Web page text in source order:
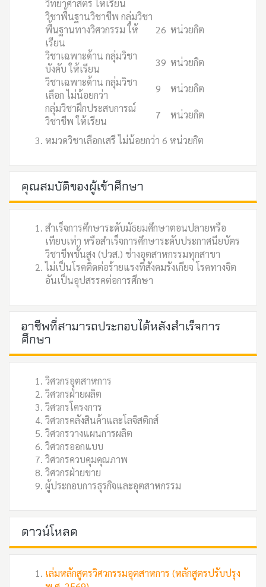
วิทยาศาสตร์ ให้เรียน
วิชาพื้นฐานวิชาชีพ กลุ่มวิชา
พื้นฐานทางวิศวกรรม ให้
เรียน
26 หน่วยกิต
วิชาเฉพาะด้าน กลุ่มวิชา
บังคับ ให้เรียน
39 หน่วยกิต
วิชาเฉพาะด้าน กลุ่มวิชา
เลือก ไม่น้อยกว่า
9
หน่วยกิต
กลุ่มวิชาฝึกประสบการณ์
วิชาชีพ ให้เรียน
7 หน่วยกิต
หมวดวิชาเลือกเสรี ไม่น้อยกว่า 6 หน่วยกิต
คุณสมบัติของผู้เข้าศึกษา
สำเร็จการศึกษาระดับมัธยมศึกษาตอนปลายหรือ
เทียบเท่า หรือสำเร็จการศึกษาระดับประกาศนียบัตร
วิชาชีพชั้นสูง (ปวส.) ช่างอุตสาหกรรมทุกสาขา
ไม่เป็นโรคติดต่อร้ายแรงที่สังคมรังเกียจ โรคทางจิต
อันเป็นอุปสรรคต่อการศึกษา
อาชีพที่สามารถประกอบได้หลังสำเร็จการ
ศึกษา
วิศวกรอุตสาหการ
วิศวกรฝ่ายผลิต
วิศวกรโครงการ
วิศวกรคลังสินค้าและโลจิสติกส์
วิศวกรวางแผนการผลิต
วิศวกรออกแบบ
วิศวกรควบคุมคุณภาพ
วิศวกรฝ่ายขาย
ผู้ประกอบการธุรกิจและอุตสาหกรรม
ดาวน์โหลด
เล่มหลักสูตรวิศวกรรมอุตสาหการ (หลักสูตรปรับปรุง